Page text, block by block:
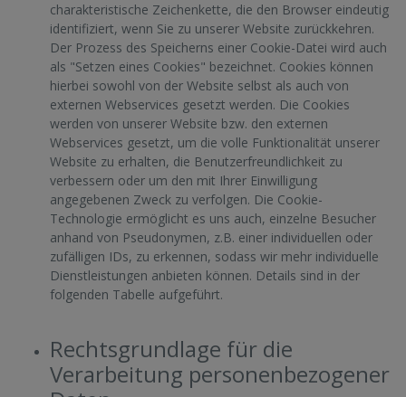
charakteristische Zeichenkette, die den Browser eindeutig
identifiziert, wenn Sie zu unserer Website zurückkehren.
Der Prozess des Speicherns einer Cookie-Datei wird auch
als "Setzen eines Cookies" bezeichnet. Cookies können
hierbei sowohl von der Website selbst als auch von
externen Webservices gesetzt werden. Die Cookies
werden von unserer Website bzw. den externen
Webservices gesetzt, um die volle Funktionalität unserer
Website zu erhalten, die Benutzerfreundlichkeit zu
verbessern oder um den mit Ihrer Einwilligung
angegebenen Zweck zu verfolgen. Die Cookie-
Technologie ermöglicht es uns auch, einzelne Besucher
anhand von Pseudonymen, z.B. einer individuellen oder
zufälligen IDs, zu erkennen, sodass wir mehr individuelle
Dienstleistungen anbieten können. Details sind in der
folgenden Tabelle aufgeführt.
Rechtsgrundlage für die
Verarbeitung personenbezogener